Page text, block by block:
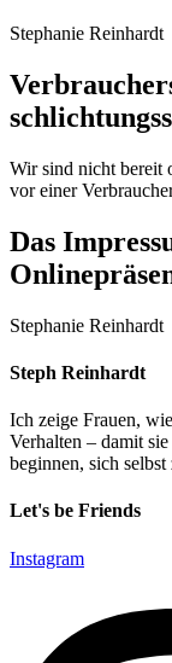
Stephanie Reinhardt
Wir sind nicht bereit
vor einer
Das
Stephanie Reinhardt
Steph Reinhardt
Ich zeige Frauen,
Verhalten – damit
beginnen, sich selbst
Let's be Friends
Instagram